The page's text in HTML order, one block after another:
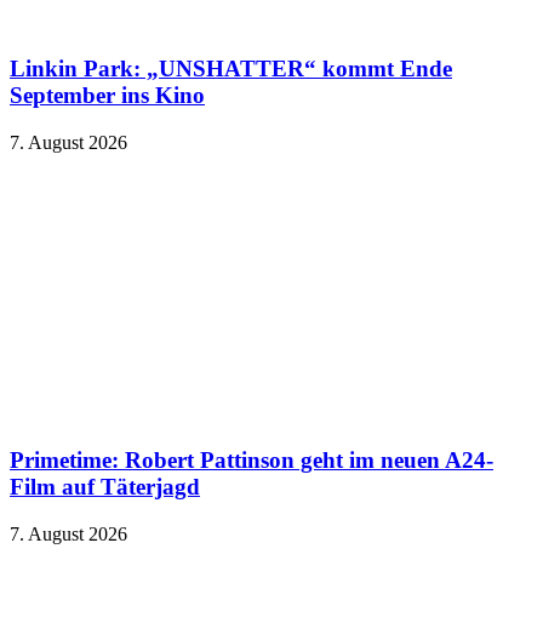
Linkin Park: „UNSHATTER“ kommt Ende
September ins Kino
7. August 2026
Primetime: Robert Pattinson geht im neuen A24-
Film auf Täterjagd
7. August 2026